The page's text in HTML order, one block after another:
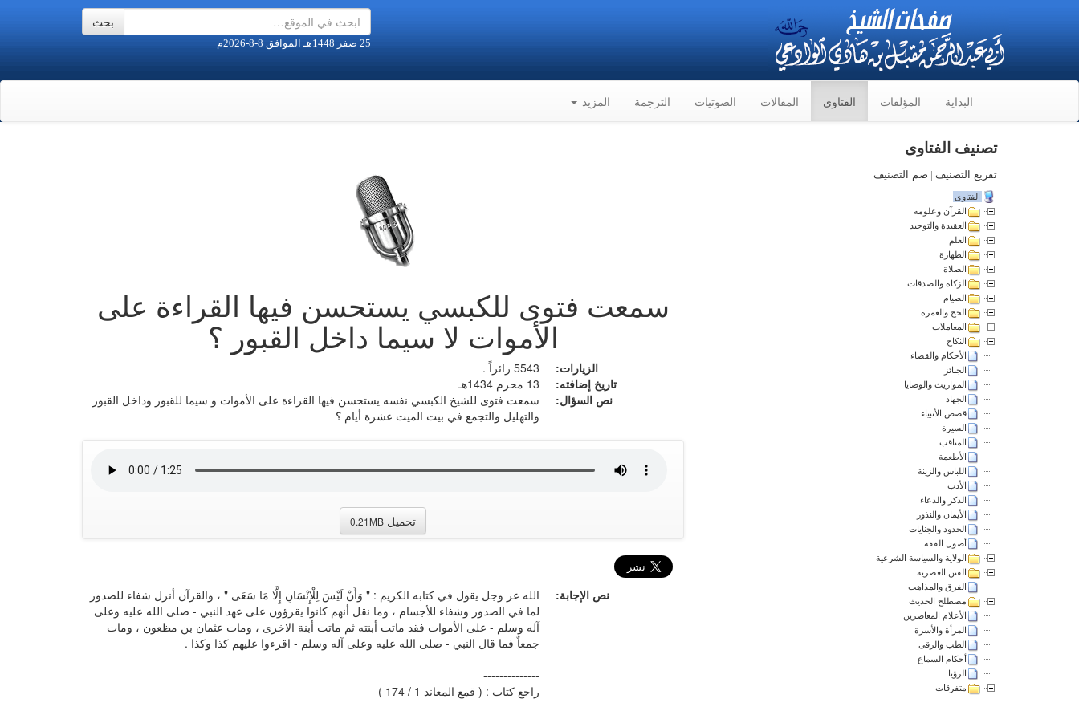
25 صفر 1448هـ الموافق 8-8-2026م
البداية المؤلفات الفتاوى المقالات الصوتيات الترجمة المزيد
سمعت فتوى للكبسي يستحسن فيها القراءة على
الأموات لا سيما داخل القبور ؟
الزيارات:
5543 زائراً .
تاريخ إضافته:
13 محرم 1434هـ
نص السؤال:
سمعت فتوى للشيخ الكبسي نفسه يستحسن فيها القراءة على الأموات و سيما للقبور وداخل القبور
والتهليل والتجمع في بيت الميت عشرة أيام ؟
تحميل 0.21MB
نص الإجابة:
الله عز وجل يقول في كتابه الكريم : " وَأَنْ لَيْسَ لِلْإِنْسَانِ إِلَّا مَا سَعَى " ، والقرآن أنزل شفاء للصدور
لما في الصدور وشفاء للأجسام ، وما نقل أنهم كانوا يقرؤون على عهد النبي - صلى الله عليه وعلى
آله وسلم - على الأموات فقد ماتت أبنته ثم ماتت أبنة الاخرى ، ومات عثمان بن مظعون ، ومات
جمعاٌ فما قال النبي - صلى الله عليه وعلى آله وسلم - اقرءوا عليهم كذا وكذا .
--------------
راجع كتاب : ( قمع المعاند 1 / 174 )
تصنيف الفتاوى
تفريع التصنيف | ضم التصنيف
الفتاوى
القرآن وعلومه
العقيدة والتوحيد
العلم
الطهارة
الصلاة
الزكاة والصدقات
الصيام
الحج والعمرة
المعاملات
النكاح
الأحكام والقضاء
الجنائز
المواريث والوصايا
الجهاد
قصص الأنبياء
السيرة
المناقب
الأطعمة
اللباس والزينة
الأدب
الذكر والدعاء
الأيمان والنذور
الحدود والجنايات
أصول الفقه
الولاية والسياسة الشرعية
الفتن العصرية
الفرق والمذاهب
مصطلح الحديث
الأعلام المعاصرين
المرأة والأسرة
الطب والرقى
أحكام السماع
الرؤيا
متفرقات